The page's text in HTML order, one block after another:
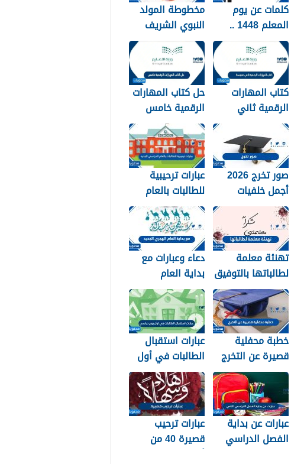
كلمات عن يوم
المعلم 1448 ..
عبارات عن يوم
المعلم مكتوبة
1448
مخطوطة المولد
النبوي الشريف
2026 جديدة
كتاب المهارات
الرقمية ثاني
متوسط 1448
حل كتاب المهارات
الرقمية خامس
1448
صور تخرج 2026
أجمل خلفيات
رمزيات استكرات
مبروك التخرج
1448
عبارات ترحيبية
للطالبات بالعام
الدراسي الجديد
1448 بالصور
تهنئة معلمة
لطالباتها بالتوفيق
والنجاح والتخرج
2026
دعاء وعبارات مع
بداية العام
الهجري الجديد
1448
خطبة محفلية
قصيرة عن التخرج
2026
عبارات استقبال
الطالبات في أول
يوم دراسي 1448
عبارات عن بداية
الفصل الدراسي
عبارات ترحيب
قصيرة 40 من
أجمل عبارات ترحيب